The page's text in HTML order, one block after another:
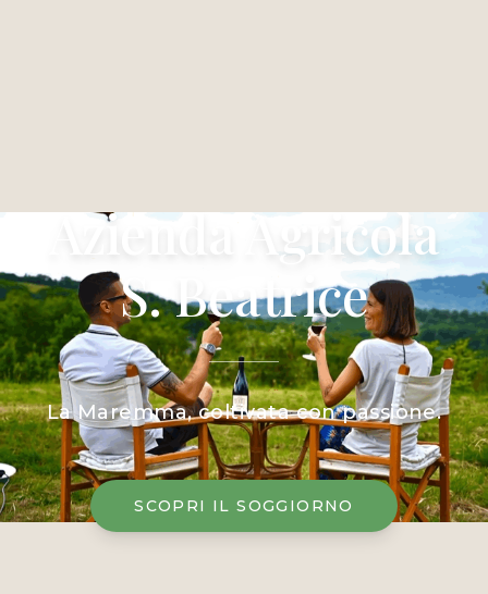
Azienda Agricola
S. Beatrice
La Maremma, coltivata con passione.
SCOPRI IL SOGGIORNO